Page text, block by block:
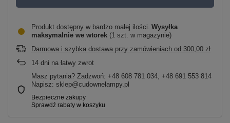
Produkt dostępny w bardzo małej ilości Wysyłka
maksymalnie we wtorek (1 szt. w magazynie)
Darmowa i szybka dostawa przy zamówieniach od 300,00 zł
14 dni na łatwy zwrot
Masz pytania? Zadzwoń: +48 608 781 034, +48 691 553 814
Napisz: sklep@cudownelampy.pl